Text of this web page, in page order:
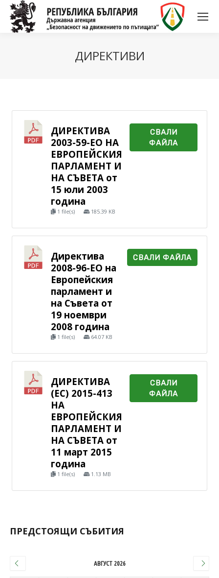
ДИРЕКТИВИ
ДИРЕКТИВА
2003-59-ЕО НА
ЕВРОПЕЙСКИЯ
ПАРЛАМЕНТ И
НА СЪВЕТА от
15 юли 2003
година
1 file(s) 185.39 KB
СВАЛИ
ФАЙЛА
Директива
2008-96-ЕО на
Европейския
парламент и
на Съвета от
19 ноември
2008 година
1 file(s) 64.07 KB
СВАЛИ ФАЙЛА
ДИРЕКТИВА
(ЕС) 2015-413
НА
ЕВРОПЕЙСКИЯ
ПАРЛАМЕНТ И
НА СЪВЕТА от
11 март 2015
година
1 file(s) 1.13 MB
СВАЛИ
ФАЙЛА
ПРЕДСТОЯЩИ СЪБИТИЯ
АВГУСТ 2026